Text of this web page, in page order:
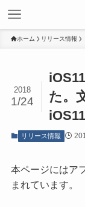
ホーム リリース情報
た。
2018
1/24
リリース情報
本ページにはア
まれています。